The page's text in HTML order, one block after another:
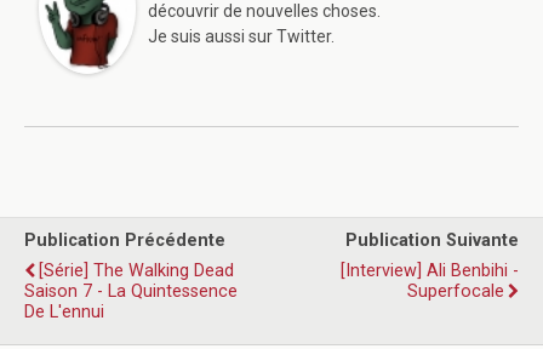
découvrir de nouvelles choses.
Je suis aussi sur Twitter.
Publication Précédente
[Série] The Walking Dead
Saison 7 - La Quintessence
De L'ennui
Publication Suivante
[Interview] Ali Benbihi -
Superfocale